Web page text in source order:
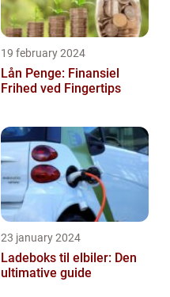
19 february 2024
Lån Penge: Finansiel
Frihed ved Fingertips
23 january 2024
Ladeboks til elbiler: Den
ultimative guide